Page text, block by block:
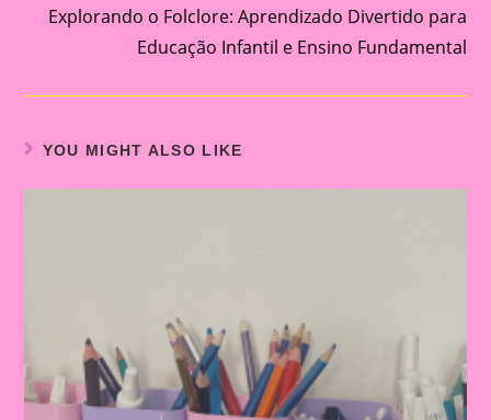
Explorando o Folclore: Aprendizado Divertido para
Educação Infantil e Ensino Fundamental
YOU MIGHT ALSO LIKE